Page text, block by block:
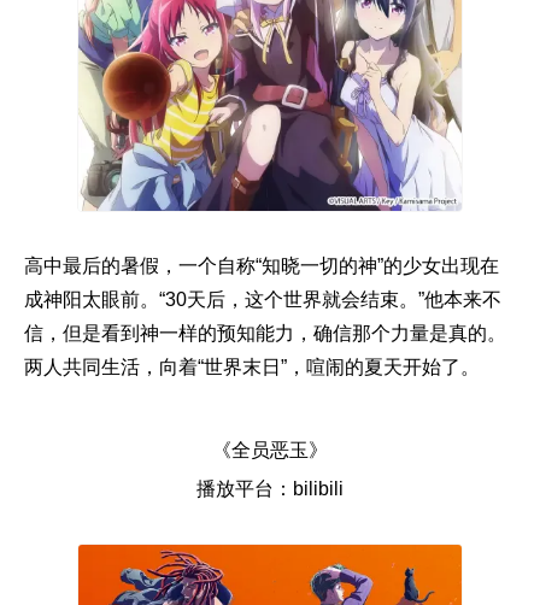
高中最后的暑假，一个自称“知晓一切的神”的少女出现在
成神阳太眼前。“30天后，这个世界就会结束。”他本来不
信，但是看到神一样的预知能力，确信那个力量是真的。
两人共同生活，向着“世界末日”，喧闹的夏天开始了。
《全员恶玉》
播放平台：bilibili